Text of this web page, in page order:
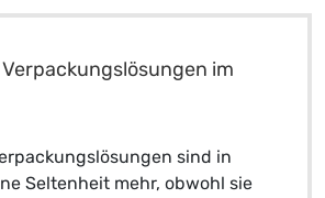
im
sind in
Seltenheit mehr, obwohl sie